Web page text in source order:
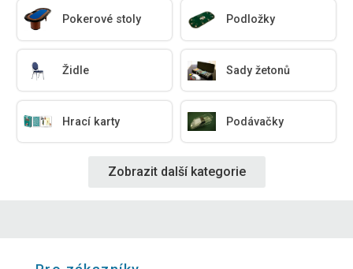
Pokerové stoly Podložky
Židle Sady žetonů
Hrací karty Podávačky
Zobrazit další kategorie